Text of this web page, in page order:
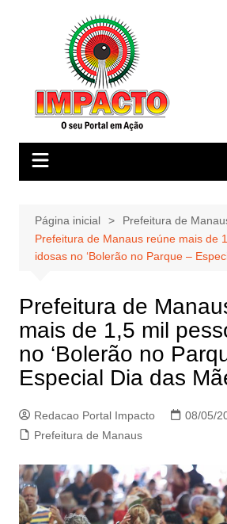
Página inicial
Prefeitura de
Prefeitura de Manaus reúne mais de
idosas no ‘Bolerão no Parque –
Prefeitura de
mais de 1,5 mil
no ‘Bolerão no
Especial Dia das
Redacao Portal Impacto 08/05/
Prefeitura de Manaus